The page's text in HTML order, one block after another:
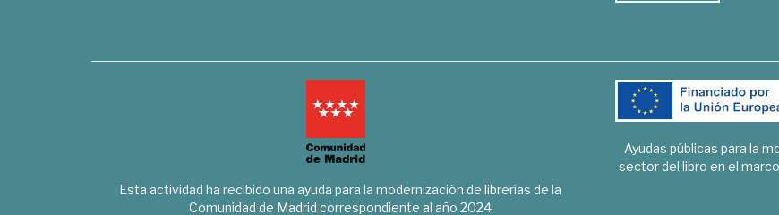
Esta actividad ha recibido una ayuda para la modernización de librerías de la
Comunidad de Madrid correspondiente al año 2024
Ayudas públicas para la
sector del libro en el